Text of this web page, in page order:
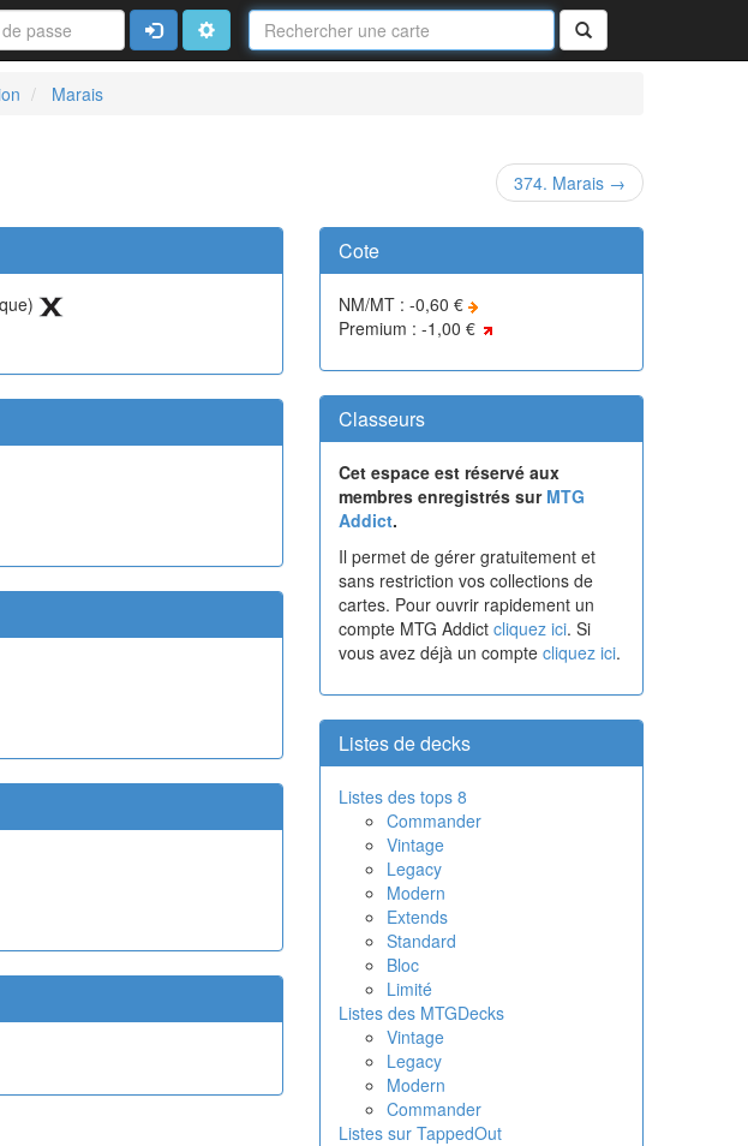
Nom
de
la
Rechercher
ConnexionAvancé
Marais
374. Marais →
Cote
NM/MT : -0,60 €
Premium : -1,00 €
Classeurs
Cet espace est réservé aux
membres enregistrés sur MTG
Addict.
Il permet de gérer gratuitement et
sans restriction vos collections de
cartes. Pour ouvrir rapidement un
compte MTG Addict cliquez ici. Si
vous avez déjà un compte cliquez ici.
Listes de decks
Listes des tops 8
Commander
Vintage
Legacy
Modern
Extends
Standard
Bloc
Limité
Listes des MTGDecks
Vintage
Legacy
Modern
Commander
Listes sur TappedOut